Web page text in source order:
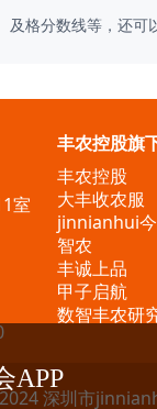
及格分数线等，还
室
丰农控股旗
丰农控股
大丰收农服
jinnianhui
智农
丰诚上品
甲子启航
数智丰农研
深圳市
APP